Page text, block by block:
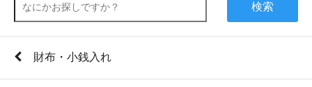
検索
財布・小銭入れ